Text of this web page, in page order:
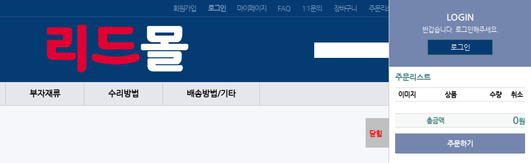
회원가입 로그인 마이페이지 FAQ 1:1문의 장바구니 주문리스트
부자재류 수리방법 배송방법/기타
LOGIN
반갑습니다. 로그인해주세요.
로그인
주문리스트
이미지 상품 수량 취소
총금액 0원
주문하기
닫힘